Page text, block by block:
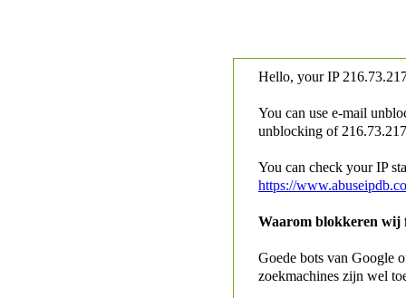
Hello, your IP
You can use e-mail
unblocking of
You can check your IP
https://
Waarom blokkeren wij
Goede bots van Google
zoekmachines zijn wel